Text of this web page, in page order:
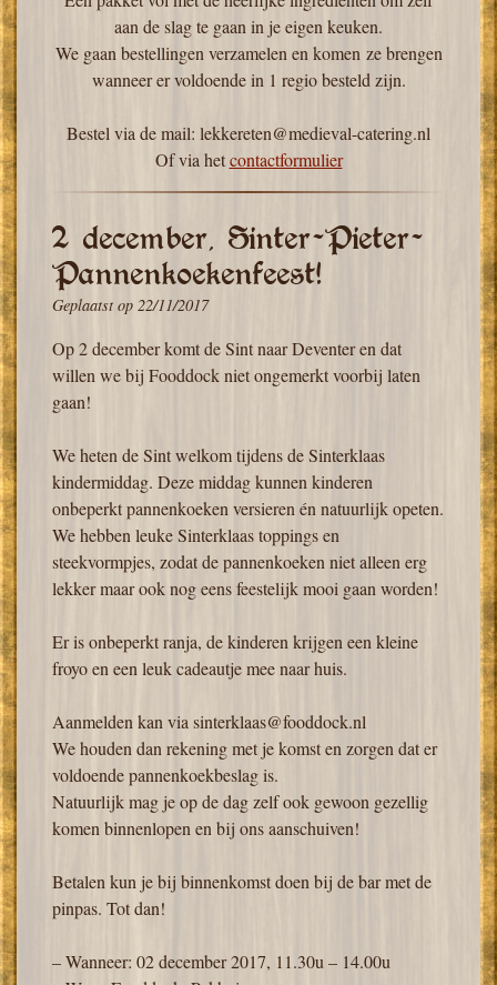
aan de slag te gaan in je eigen keuken.
We gaan bestellingen verzamelen en komen ze brengen
wanneer er voldoende in 1 regio besteld zijn.
Bestel via de mail: lekkereten@medieval-catering.nl
Of via hetcontactformulier
2 december, Sinter-Pieter-
Pannenkoekenfeest!
Geplaatst op 22/11/2017
Op 2 december komt de Sint naar Deventer en dat
willen we bij Fooddock niet ongemerkt voorbij laten
gaan!
We heten de Sint welkom tijdens de Sinterklaas
kindermiddag. Deze middag kunnen kinderen
onbeperkt pannenkoeken versieren én natuurlijk opeten.
We hebben leuke Sinterklaas toppings en
steekvormpjes, zodat de pannenkoeken niet alleen erg
lekker maar ook nog eens feestelijk mooi gaan worden!
Er is onbeperkt ranja, de kinderen krijgen een kleine
froyo en een leuk cadeautje mee naar huis.
Aanmelden kan via sinterklaas@fooddock.nl
We houden dan rekening met je komst en zorgen dat er
voldoende pannenkoekbeslag is.
Natuurlijk mag je op de dag zelf ook gewoon gezellig
komen binnenlopen en bij ons aanschuiven!
Betalen kun je bij binnenkomst doen bij de bar met de
pinpas. Tot dan!
– Wanneer: 02 december 2017, 11.30u – 14.00u